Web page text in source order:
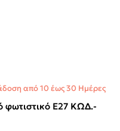
από 10 έως 30 Ημέρες
φωτιστικό Ε27 ΚΩΔ.-